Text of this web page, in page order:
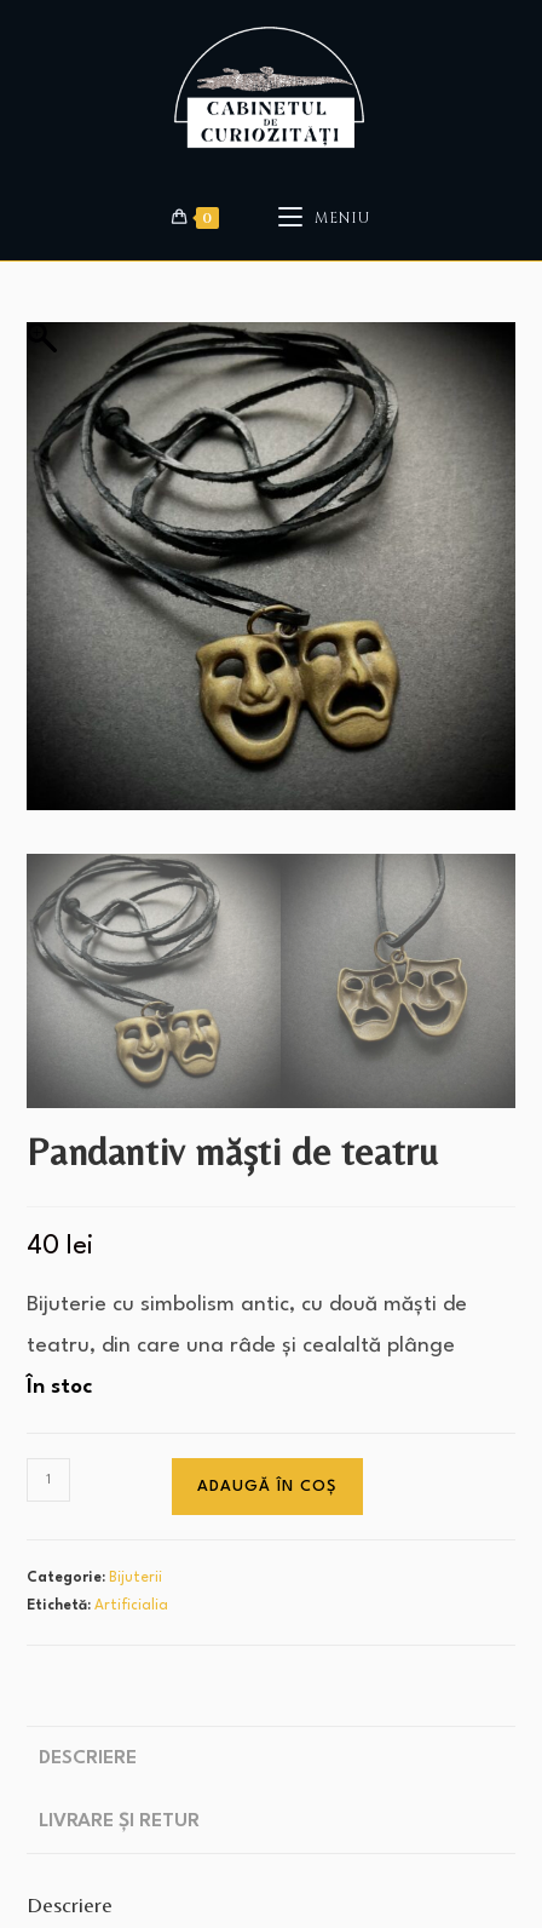
0 MENIU
Pandantiv măști de teatru
40 lei
Bijuterie cu simbolism antic, cu două măști de
teatru, din care una râde și cealaltă plânge
În stoc
ADAUGĂ ÎN COȘ
Categorie: Bijuterii
Etichetă:Artificialia
DESCRIERE
LIVRARE ȘI RETUR
Descriere